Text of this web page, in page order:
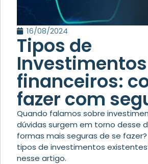
16/08/2024
Tipos de
Investimentos
financeiros:
fazer com
Quando falamos sobre
dúvidas surgem em torno desse
formas mais seguras de se
tipos de investimentos
nesse artigo.